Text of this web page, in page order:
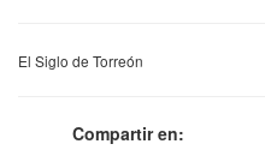
El Siglo de Torreón
Compartir en: